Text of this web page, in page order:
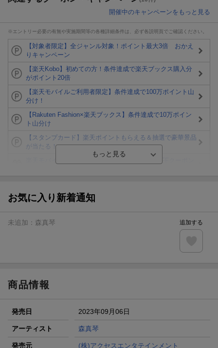
開催中のキャンペーンをもっと見る
※エントリー必要の有無や実施期間等の各種詳細条件は、必ず各説明頁でご確認ください。
【対象者限定】全ジャンル対象！ポイント最大3倍 おかえ
りキャンペーン
【楽天Kobo】初めての方！条件達成で楽天ブックス購入分
がポイント20倍
【楽天モバイルご利用者限定】条件達成で100万ポイント山
分け！
【Rakuten Fashion×楽天ブックス】条件達成で10万ポイン
ト山分け
【スタンプカード】楽天ポイントもらえる＆抽選で豪華景品
が当たる！
が当たる
【楽天24】日用品の楽天24と楽天ブックス買いまわりでク
お気に入り新着通知
未追加： 森真琴 追加する
商品情報
発売日 2023年09月06日
アーティスト 森真琴
発売元 (株)アクセスエンタテインメント